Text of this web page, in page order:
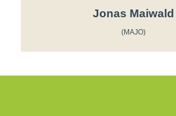
Jonas Maiwald
(MAJO)